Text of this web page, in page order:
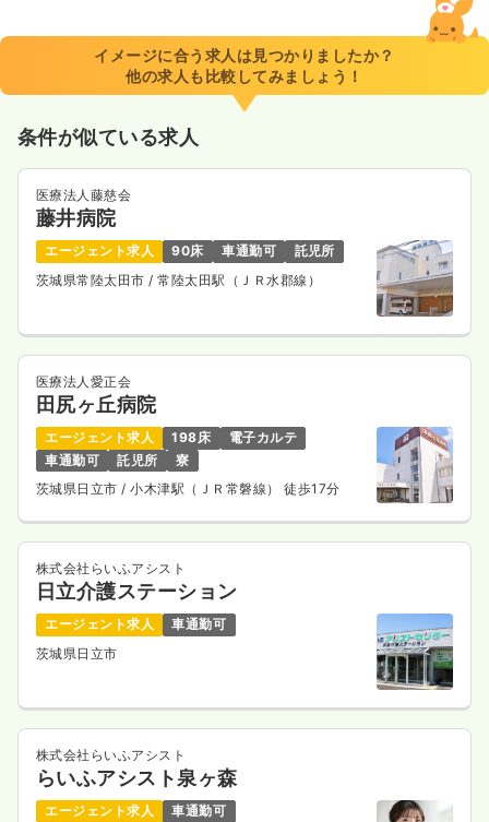
8:30～17:00（休憩60分）
土日祝休み
月給30万円以上可
気になる
介護・福祉系正・准看護師 精神科病院
一時募集休止
給与 21.5〜30.5万円/月 賞与3ヶ月
※一例
時間 8:30～17:00
土日祝休み
月給30万円以上可
気になる
日勤のみ（パート）
給与 時給 1,500円
時間 8:30～17:00
（休憩60分）
土日祝休み
時給1,500円以上可
詳細を見る
訪問看護正看護師
イメージに合う求人は見つかりましたか？
他の求人も比較してみましょう！
条件が似ている求人
医療法人藤慈会
藤井病院
エージェント求人 90床 車通勤可
託児所
茨城県常陸太田市 / 常陸太田駅（ＪＲ水郡線）
医療法人愛正会
田尻ヶ丘病院
エージェント求人 198床
電子カルテ
車通勤可
託児所
寮
茨城県日立市/ 小木津駅（ＪＲ常磐線） 徒歩17分
株式会社らいふアシスト
日立介護ステーション
エージェント求人
車通勤可
茨城県日立市
株式会社らいふアシスト
らいふアシスト泉ヶ森
エージェント求人
車通勤可